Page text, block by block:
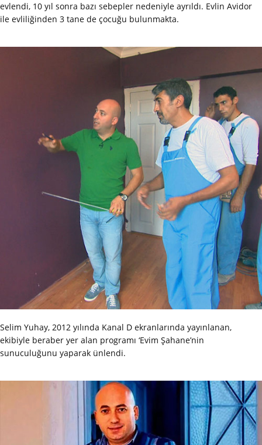
evlendi, 10 yıl sonra bazı sebepler nedeniyle ayrıldı. Evlin Avidor
ile evliliğinden 3 tane de çocuğu bulunmakta.
Selim Yuhay, 2012 yılında Kanal D ekranlarında yayınlanan,
ekibiyle beraber yer alan programı ‘Evim Şahane’nin
sunuculuğunu yaparak ünlendi.